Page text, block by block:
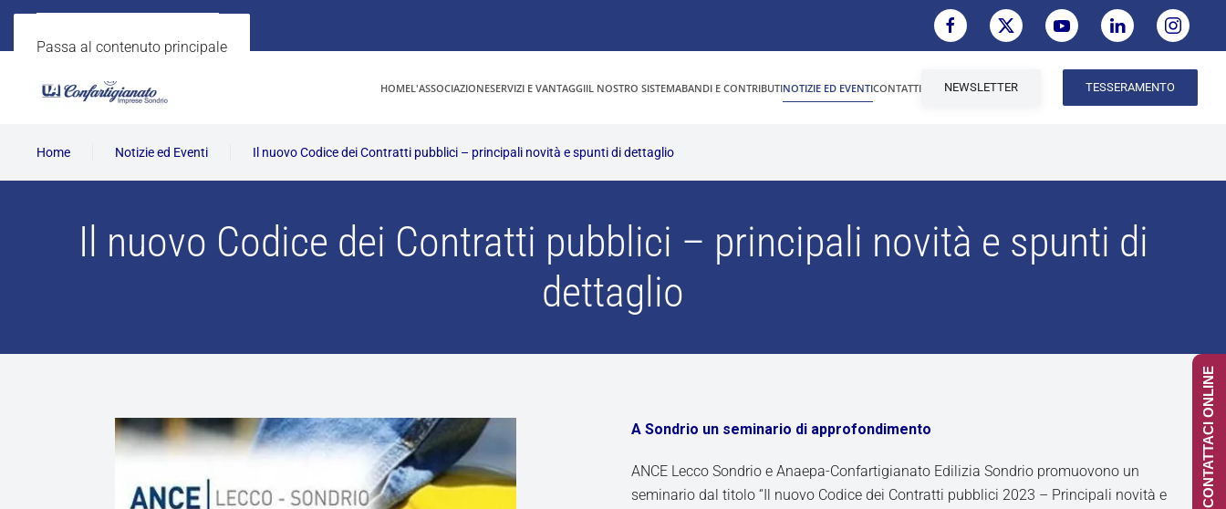
Passa al contenuto principale
HOMEL'ASSOCIAZIONESERVIZI E VANTAGGIIL NOSTRO SISTEMABANDI E CONTRIBUTINOTIZIE ED EVENTICONTATTI NEWSLETTER TESSERAMENTO
Home Notizie ed Eventi Il nuovo Codice dei Contratti pubblici – principali novità e spunti di dettaglio
Il nuovo Codice dei Contratti pubblici – principali novità e spunti di
dettaglio
A Sondrio un seminario di approfondimento
ANCE Lecco Sondrio e Anaepa-Confartigianato Edilizia Sondrio promuovono un
seminario dal titolo “Il nuovo Codice dei Contratti pubblici 2023 – Principali novità e
CONTATTACI ONLINE